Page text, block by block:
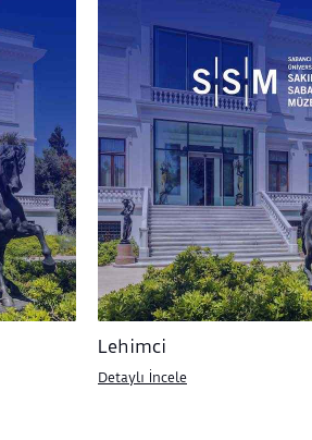
Lehimci
Detaylı İncele